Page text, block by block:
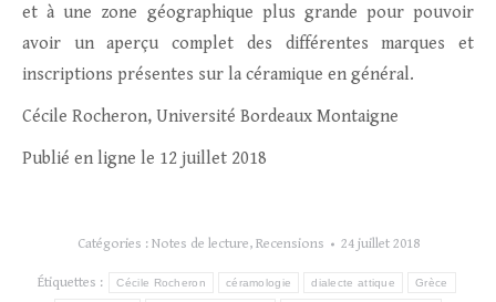
et à une zone géographique plus grande pour pouvoir
avoir un aperçu complet des différentes marques et
inscriptions présentes sur la céramique en général.
Cécile Rocheron, Université Bordeaux Montaigne
Publié en ligne le 12 juillet 2018
Catégories : Notes de lecture, Recensions 24 juillet 2018
Étiquettes : Cécile Rocheron céramologie dialecte attique Grèce